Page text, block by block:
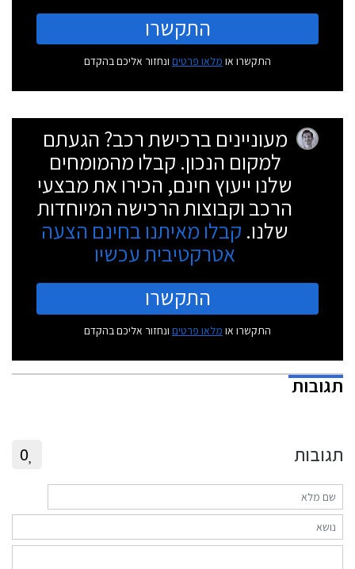
התקשרו
התקשרו או מלאו פרטים ונחזור אליכם בהקדם
מעוניינים ברכישת רכב? הגעתם
למקום הנכון. קבלו מהמומחים
שלנו ייעוץ חינם, הכירו את מבצעי
הרכב וקבוצות הרכישה המיוחדות
שלנו. קבלו מאיתנו בחינם הצעה
אטרקטיבית עכשיו
התקשרו
התקשרו או מלאו פרטים ונחזור אליכם בהקדם
תגובות
תגובות 0